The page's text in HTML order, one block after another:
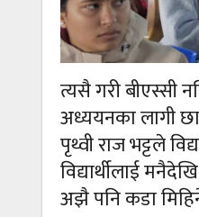
त्यसै गरी बीएस्सी
अध्ययनका लागी
पृथ्वी राज भट्टले
विद्यार्थीलाई
अझै पनि कडा